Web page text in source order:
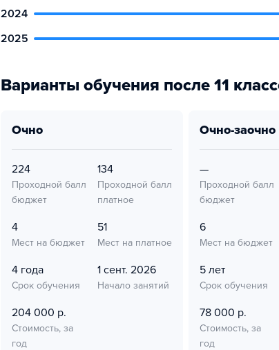
2024
2025
Варианты обучения после 11
очно
224
Проходной балл
бюджет
134
Проходной балл
платное
4
Мест на бюджет
51
Мест на платное
4 года
Срок обучения
1 сент. 2026
Начало занятий
204 000 р.
Стоимость, за
год
очно-заочно
—
Проходной балл
бюджет
6
Мест на бюджет
5 лет
Срок обучения
78 000 р.
Стоимость, за
год